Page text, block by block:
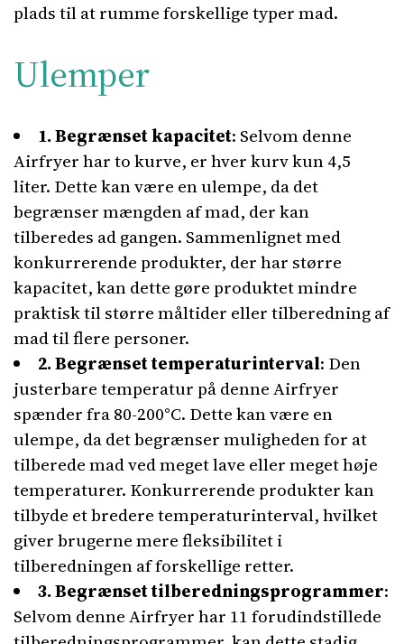
plads til at rumme forskellige typer mad.
Ulemper
1. Begrænset kapacitet: Selvom denne
Airfryer har to kurve, er hver kurv kun 4,5
liter. Dette kan være en ulempe, da det
begrænser mængden af mad, der kan
tilberedes ad gangen. Sammenlignet med
konkurrerende produkter, der har større
kapacitet, kan dette gøre produktet mindre
praktisk til større måltider eller tilberedning af
mad til flere personer.
2. Begrænset temperaturinterval: Den
justerbare temperatur på denne Airfryer
spænder fra 80-200°C. Dette kan være en
ulempe, da det begrænser muligheden for at
tilberede mad ved meget lave eller meget høje
temperaturer. Konkurrerende produkter kan
tilbyde et bredere temperaturinterval, hvilket
giver brugerne mere fleksibilitet i
tilberedningen af forskellige retter.
3. Begrænset tilberedningsprogrammer:
Selvom denne Airfryer har 11 forudindstillede